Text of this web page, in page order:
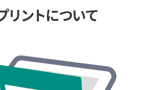
リントについて